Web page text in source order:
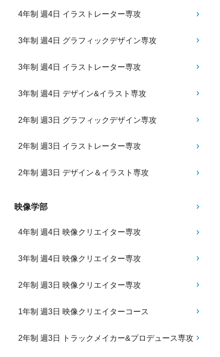
4年制 週4日 イラストレーター専攻
3年制 週4日 グラフィックデザイン専攻
3年制 週4日 イラストレーター専攻
3年制 週4日 デザイン&イラスト専攻
2年制 週3日 グラフィックデザイン専攻
2年制 週3日 イラストレーター専攻
2年制 週3日 デザイン＆イラスト専攻
映像学部
4年制 週4日 映像クリエイター専攻
3年制 週4日 映像クリエイター専攻
2年制 週3日 映像クリエイター専攻
1年制 週3日 映像クリエイターコース
2年制 週3日 トラックメイカー&プロデュース専攻